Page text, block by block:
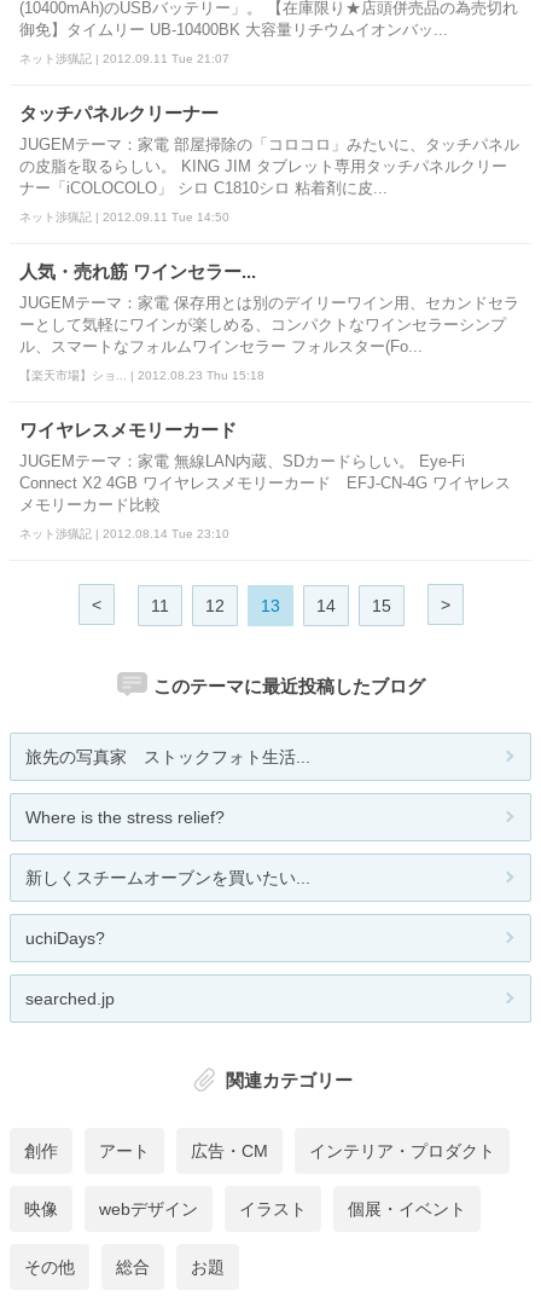
(10400mAh)のUSBバッテリー」。 【在庫限り★店頭併売品の為売切れ
御免】タイムリー UB-10400BK 大容量リチウムイオンバッ...
ネット渉猟記 | 2012.09.11 Tue 21:07
タッチパネルクリーナー
JUGEMテーマ：家電 部屋掃除の「コロコロ」みたいに、タッチパネル
の皮脂を取るらしい。 KING JIM タブレット専用タッチパネルクリー
ナー「iCOLOCOLO」 シロ C1810シロ 粘着剤に皮...
ネット渉猟記 | 2012.09.11 Tue 14:50
人気・売れ筋 ワインセラー...
JUGEMテーマ：家電 保存用とは別のデイリーワイン用、セカンドセラ
ーとして気軽にワインが楽しめる、コンパクトなワインセラーシンプ
ル、スマートなフォルムワインセラー フォルスター(Fo...
【楽天市場】ショ... | 2012.08.23 Thu 15:18
ワイヤレスメモリーカード
JUGEMテーマ：家電 無線LAN内蔵、SDカードらしい。 Eye-Fi
Connect X2 4GB ワイヤレスメモリーカード EFJ-CN-4G ワイヤレス
メモリーカード比較
ネット渉猟記 | 2012.08.14 Tue 23:10
< 11 12 13 14 15 >
このテーマに最近投稿したブログ
旅先の写真家 ストックフォト生活...
Where is the stress relief?
新しくスチームオーブンを買いたい...
uchiDays?
searched.jp
関連カテゴリー
創作 アート 広告・CM インテリア・プロダクト
映像 webデザイン イラスト 個展・イベント
その他 総合 お題